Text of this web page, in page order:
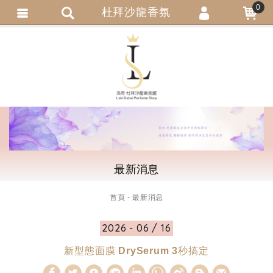
最新消息
首頁 最新消息
2026 - 06 / 16
新型態面膜 DrySerum 3秒搞定
杜拜沙龍香氛 0
會員登入
會員註冊
忘記密碼
訂單查詢
繁體中文